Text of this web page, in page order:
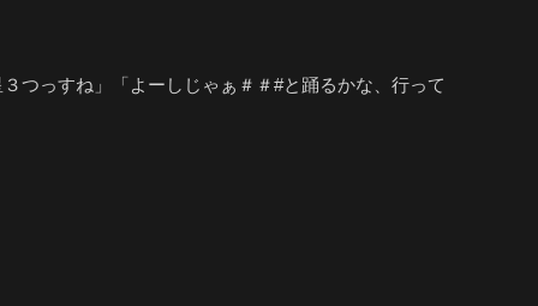
つっすね」「よーしじゃぁ＃＃#と踊るかな、行って